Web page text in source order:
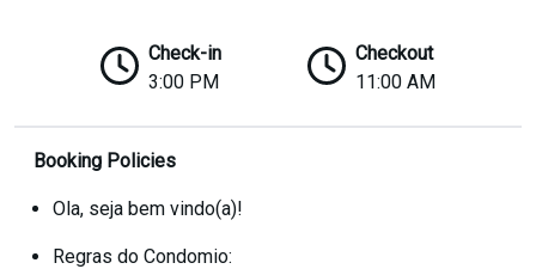
Check-in
3:00 PM
Checkout
11:00 AM
Booking Policies
Ola, seja bem vindo(a)!
Regras do Condomio: